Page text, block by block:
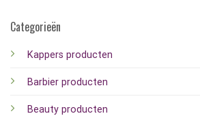
Categorieën
Kappers producten
Barbier producten
Beauty producten